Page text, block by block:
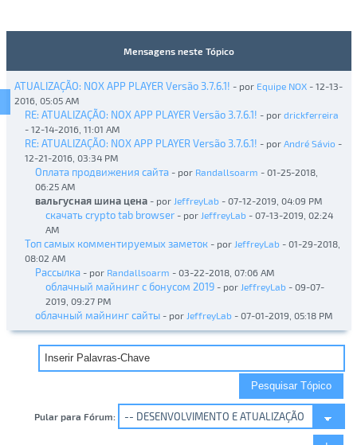
Mensagens neste Tópico
ATUALIZAÇÃO: NOX APP PLAYER Versão 3.7.6.1! - por Equipe NOX- 12-13-
2016, 05:05 AM
RE: ATUALIZAÇÃO: NOX APP PLAYER Versão 3.7.6.1! - por drickferreira
- 12-14-2016, 11:01 AM
RE: ATUALIZAÇÃO: NOX APP PLAYER Versão 3.7.6.1! - por André Sávio -
12-21-2016, 03:34 PM
Оплата продвижения сайта - por Randallsoarm - 01-25-2018,
06:25 AM
вальгусная шина цена - por JeffreyLab - 07-12-2019, 04:09 PM
скачать crypto tab browser - por JeffreyLab - 07-13-2019, 02:24
AM
Топ самых комментируемых заметок - por JeffreyLab - 01-29-2018,
08:02 AM
Рассылка - por Randallsoarm - 03-22-2018, 07:06 AM
облачный майнинг с бонусом 2019 - por JeffreyLab - 09-07-
2019, 09:27 PM
облачный майнинг сайты - por JeffreyLab - 07-01-2019, 05:18 PM
Pular para Fórum: